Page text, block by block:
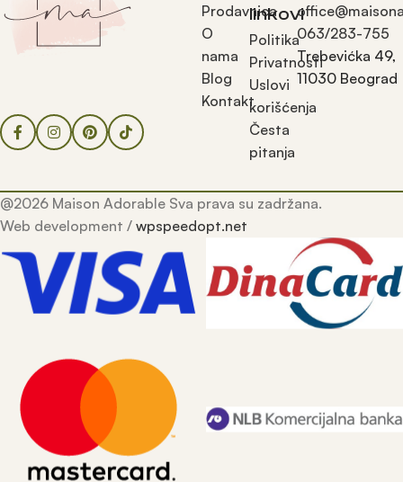
Prodavnica
O
nama
Blog
Kontakt
linkovi
Politika
Privatnosti
Uslovi
korišćenja
Česta
pitanja
063/283-755
Trebevićka 49,
11030 Beograd
@2026 Maison Adorable Sva prava su zadržana.
Web development / wpspeedopt.net